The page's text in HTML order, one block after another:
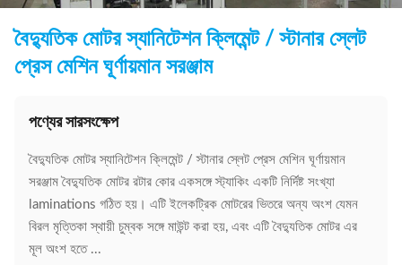
বৈদ্যুতিক মোটর স্যানিটেশন ক্লিমেন্ট / স্টানার স্লেট
প্রেস মেশিন ঘূর্ণায়মান সরঞ্জাম
পণ্যের সারসংক্ষেপ
বৈদ্যুতিক মোটর স্যানিটেশন ক্লিমেন্ট / স্টানার স্লেট প্রেস মেশিন ঘূর্ণায়মান
সরঞ্জাম বৈদ্যুতিক মোটর রটার কোর একসঙ্গে স্ট্যাকিং একটি নির্দিষ্ট সংখ্যা
laminations গঠিত হয়। এটি ইলেকট্রিক মোটরের ভিতরে অন্য অংশ যেমন
বিরল মৃত্তিকা স্থায়ী চুম্বক সঙ্গে মাউন্ট করা হয়, এবং এটি বৈদ্যুতিক মোটর এর
মূল অংশ হতে ...